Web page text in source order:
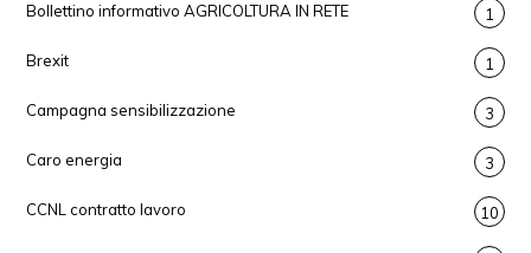
Bollettino informativo AGRICOLTURA IN RETE 1
Brexit 1
Campagna sensibilizzazione 3
Caro energia 3
CCNL contratto lavoro 10